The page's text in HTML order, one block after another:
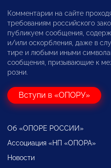
Комментарии на сайте
требованиям российского
публикуем сообщения,
и/или оскорбления, даже в
тире и любыми иными
сообщения, призывающие к
розни.
Вступи в «ОПОРУ»
Об «ОПОРЕ РОССИИ»
Ассоциация «НП «ОПОРА»
Новости